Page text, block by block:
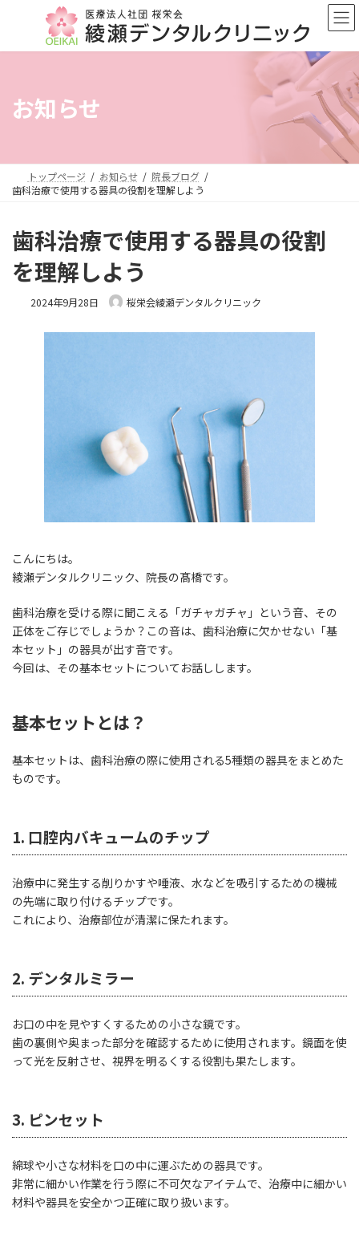
ン
ー
お知らせ
トップページ お知らせ
院長ブログ
歯科治療で使用する器具の役割を理解しよう
歯科治療で使用する器具の役割
を理解しよう
2024年9月28日 桜栄会綾瀬デンタルクリニック
こんにちは。
綾瀬デンタルクリニック、院長の髙橋です。
歯科治療を受ける際に聞こえる「ガチャガチャ」という音、その
正体をご存じでしょうか？この音は、歯科治療に欠かせない「基
本セット」の器具が出す音です。
今回は、その基本セットについてお話しします。
基本セットとは？
基本セットは、歯科治療の際に使用される5種類の器具をまとめた
ものです。
1. 口腔内バキュームのチップ
治療中に発生する削りかすや唾液、水などを吸引するための機械
の先端に取り付けるチップです。
これにより、治療部位が清潔に保たれます。
2. デンタルミラー
お口の中を見やすくするための小さな鏡です。
歯の裏側や奥まった部分を確認するために使用されます。鏡面を使
って光を反射させ、視界を明るくする役割も果たします。
3. ピンセット
綿球や小さな材料を口の中に運ぶための器具です。
非常に細かい作業を行う際に不可欠なアイテムで、治療中に細かい
材料や器具を安全かつ正確に取り扱います。